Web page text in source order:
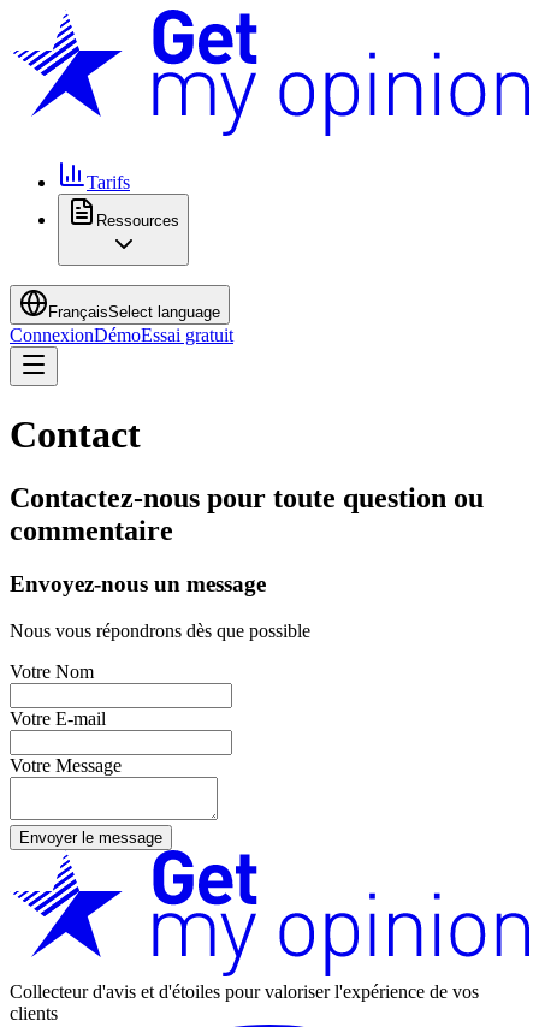
Tarifs
Ressources
FrançaisSelect language
ConnexionDémoEssai gratuit
Contact
Contactez-nous pour toute question ou
commentaire
Envoyez-nous un message
Nous vous répondrons dès que possible
Votre Nom
Votre E-mail
Votre Message
Envoyer le message
Collecteur d'avis et d'étoiles pour valoriser l'expérience de vos
clients